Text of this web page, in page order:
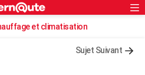
Rechercher
et climatisation
Sujet Suivant